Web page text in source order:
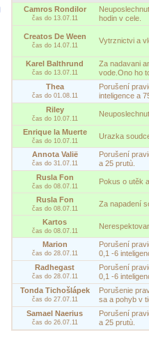
Camros Rondilor
čas do 13.07.11
hodin v cele.
Creatos De Ween
čas do 14.07.11
Vytrznictvi a
Karel Balthrund
čas do 13.07.11
Za nadavani
vode.Ono ho
Thea
čas do 01.08.11
Porušení
inteligence a
Riley
čas do 10.07.11
Enrique la Muerte
čas do 10.07.11
Urazka
Annota Valië
čas do 31.07.11
Porušení
a 25 prutù.
Rusla Fon
čas do 08.07.11
Pokus o utěk
Rusla Fon
čas do 08.07.11
Za napadení
Kartos
čas do 08.07.11
Marion
čas do 28.07.11
Porušení
0,1 -6
Radhegast
čas do 28.07.11
Porušení
0,1 -6
Tonda Tichošlápek
čas do 27.07.11
Porušenie
sa a pohyb v
Samael Naerius
čas do 26.07.11
Porušení
a 25 prutù.